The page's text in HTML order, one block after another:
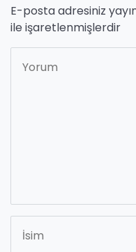
E-posta adresiniz
ile işaretlenmişlerdir